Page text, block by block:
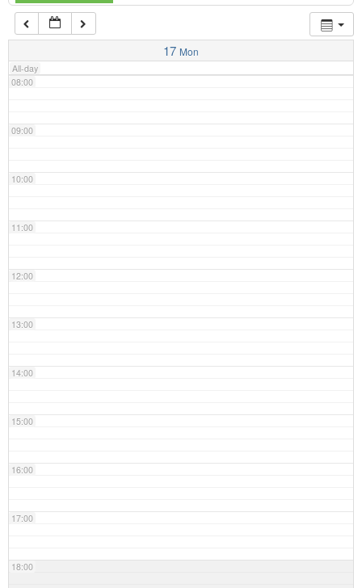
17 Mon
All-day
07:00
08:00
09:00
10:00
11:00
12:00
13:00
14:00
15:00
16:00
17:00
18:00